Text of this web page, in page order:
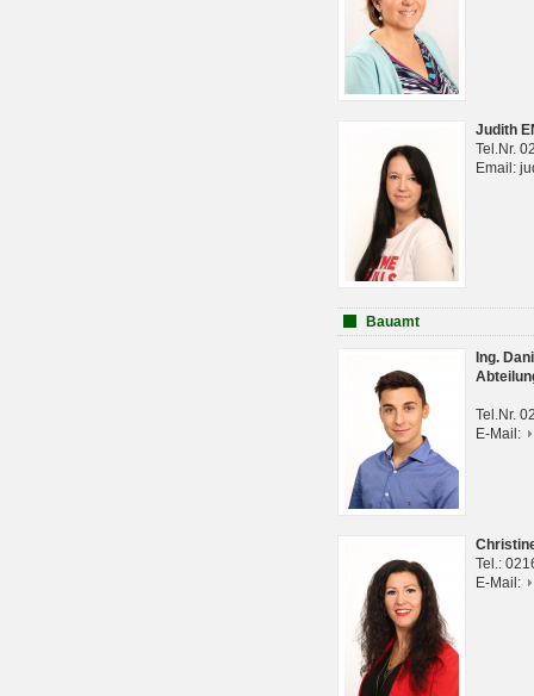
Judith
Tel.Nr.
Email:
Bauamt
Ing.
Tel.Nr.
E-Mail:
Tel.:
E-Mail: